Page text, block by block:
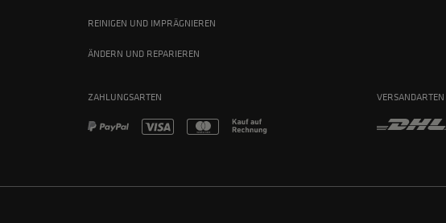
REINIGEN UND IMPRÄGNIEREN
ÄNDERN UND REPARIEREN
ZAHLUNGSARTEN VERSANDARTEN